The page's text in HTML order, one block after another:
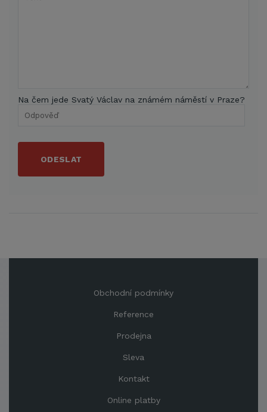
Na čem jede Svatý Václav na známém náměstí v Praze?
ODESLAT
Obchodní podmínky
Reference
Prodejna
Sleva
Kontakt
Online platby